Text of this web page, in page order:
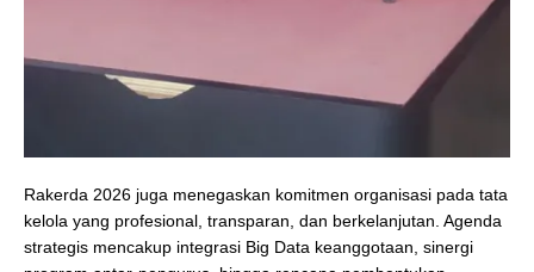
Rakerda 2026 juga menegaskan komitmen organisasi pada tata
kelola yang profesional, transparan, dan berkelanjutan. Agenda
strategis mencakup integrasi Big Data keanggotaan, sinergi